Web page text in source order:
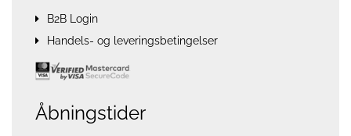
B2B Login
Handels- og leveringsbetingelser
Åbningstider